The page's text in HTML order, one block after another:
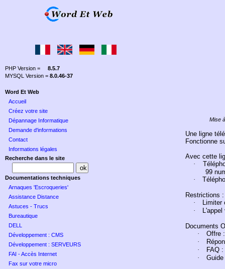
PHP Version = 8.5.7
MYSQL Version = 8.0.46-37
Word Et Web
Accueil
Créez votre site
Dépannage Informatique
Demande d'informations
Contact
Informations légales
Recherche dans le site
Documentations techniques
Arnaques 'Escroqueries'
Assistance Distance
Astuces - Trucs
Bureautique
DELL
Développement : CMS
Développement : SERVEURS
FAI - Accès Internet
Fax sur votre micro
Mise
Une ligne
Fonctionne
Avec cette
·
99
·
Restrictions :
·
Limiter
·
Documents
·
Offre :
·
·
FAQ :
·